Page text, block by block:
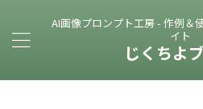
AI画像プロンプト工房 - 作例＆
イト
じくちよ